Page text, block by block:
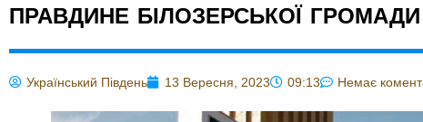
ПРАВДИНЕ БІЛОЗЕРСЬКОЇ ГРОМАДИ
Український Південь 13 Вересня, 2023 09:13 Немає